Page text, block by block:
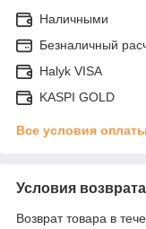
Наличными
Безналичный
Halyk VISA
KASPI GOLD
Все условия оплаты
Условия возврата
Возврат товара в